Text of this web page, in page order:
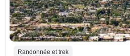
Randonnée et trek